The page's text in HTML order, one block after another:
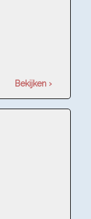
Bekijken ›